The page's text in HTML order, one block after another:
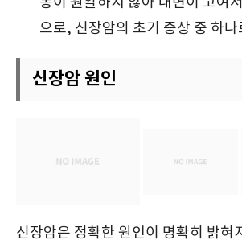
으로, 신장암의 초기 증상 중 하
신장암 원인
신장암은 정확한 원인이 명확히 밝혀